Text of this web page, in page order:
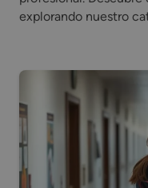
explorando nuestro